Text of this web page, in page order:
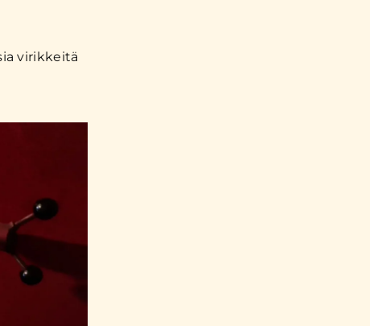
virikkeitä